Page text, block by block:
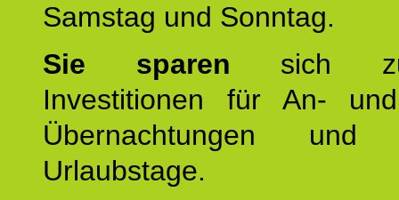
Samstag und Sonntag.
Sie sparen sich
Investitionen für An-
Übernachtungen und
Urlaubstage.